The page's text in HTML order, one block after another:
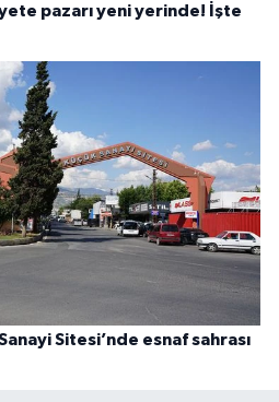
pazarı yeni yerinde! İşte
Sitesi’nde esnaf sahrası